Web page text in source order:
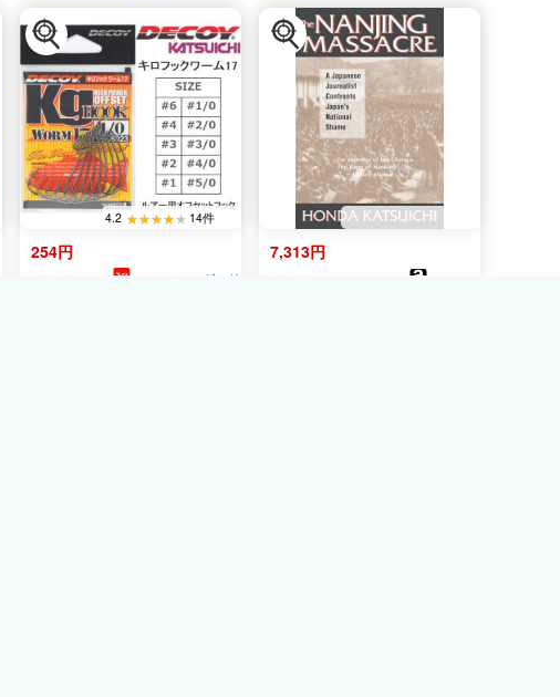
254円
フィッシングマリ
4.2 14件
7,313円